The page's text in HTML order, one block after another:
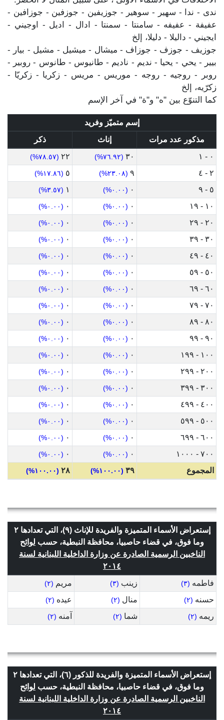
ندى - ندا - سهير - سوهير - جوزيفين - جوزفين - جوزافين -
عفيفة - عفيفه - سامنتا - سمنتا - ادال - اديل - اوجيني -
ايجيني - داليلا - دليلا، إلخ
جوزيف - جوزف - جوزاف - ميشال - ميشيل - مشيل - بيار -
بيير - يحي - يحيا - نديم - ناديم - طانيوس - طانوس - روبير -
روبر - روجيه - روجه - موريس - مريس - زكريا - زكريّا -
زكرّيه، إلخ
كما التنوّع بين "ه" و"ة" في آخر الإسم
إسم متميّز وفريد
مذكور عدد مرات
إناث
ذكر
٠ - ١
٣٠ (٧٦.٩٢%) ٢٢ (٧٨.٥٧%)
٢ - ٤ ٩ (٢٣.٠٨%) ٥ (١٧.٨٦%)
٥ - ٩ ٠ (٠.٠٠%) ١ (٣.٥٧%)
١٠ - ١٩ ٠ (٠.٠٠%) ٠ (٠.٠٠%)
٢٠ - ٢٩ ٠ (٠.٠٠%) ٠ (٠.٠٠%)
٣٠ - ٣٩ ٠ (٠.٠٠%) ٠ (٠.٠٠%)
٤٠ - ٤٩ ٠ (٠.٠٠%) ٠ (٠.٠٠%)
٥٠ - ٥٩ ٠ (٠.٠٠%) ٠ (٠.٠٠%)
٦٠ - ٦٩ ٠ (٠.٠٠%) ٠ (٠.٠٠%)
٧٠ - ٧٩ ٠ (٠.٠٠%) ٠ (٠.٠٠%)
٨٠ - ٨٩ ٠ (٠.٠٠%) ٠ (٠.٠٠%)
٩٠ - ٩٩ ٠ (٠.٠٠%) ٠ (٠.٠٠%)
١٠٠ - ١٩٩ ٠ (٠.٠٠%) ٠ (٠.٠٠%)
٢٠٠ - ٢٩٩ ٠ (٠.٠٠%) ٠ (٠.٠٠%)
٣٠٠ - ٣٩٩ ٠ (٠.٠٠%) ٠ (٠.٠٠%)
٤٠٠ - ٤٩٩ ٠ (٠.٠٠%) ٠ (٠.٠٠%)
٥٠٠ - ٥٩٩ ٠ (٠.٠٠%) ٠ (٠.٠٠%)
٦٠٠ - ٦٩٩ ٠ (٠.٠٠%) ٠ (٠.٠٠%)
٧٠٠ - ١٠٠٠ ٠ (٠.٠٠%) ٠ (٠.٠٠%)
المجموع ٣٩ (١٠٠.٠٠%) ٢٨ (١٠٠.٠٠%)
إستعراض الأسماء المتميزة والفريدة للإناث (٩)، التي تعدادها ٢
وما فوق، في قضاء حاصبيا، محافظة النبطية، حسب لوائح
الناخبين الرسمية الصادرة عن وزارة الداخلية اللبنانية لسنة
٢٠١٤
فاطمه (٣) زينب (٣) مريم (٢)
حسنه (٢) منال (٢) عيده (٢)
ريمه (٢) شما (٢) آمنه (٢)
إستعراض الأسماء المتميزة والفريدة للذكور (٦)، التي تعدادها ٢
وما فوق، في قضاء حاصبيا، محافظة النبطية، حسب لوائح
الناخبين الرسمية الصادرة عن وزارة الداخلية اللبنانية لسنة
٢٠١٤